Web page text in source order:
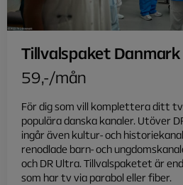
Tillvalspaket Danmark
59,-/mån
För dig som vill komplettera ditt
populära danska kanaler. Utöver
ingår även kultur- och
renodlade barn- och
och DR Ultra. Tillvalspaketet är
som har tv via parabol eller fiber.